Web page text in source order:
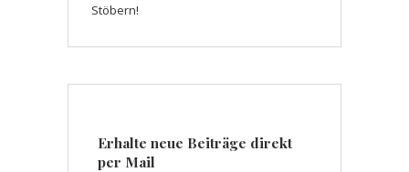
Stöbern!
Erhalte neue Beiträge direkt
per Mail